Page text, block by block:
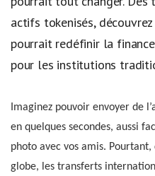
actifs tokenisés,
pourrait redéfinir la
pour les institutions
Imaginez pouvoir envoyer de
en quelques secondes, aussi
photo avec vos amis.
globe, les transferts